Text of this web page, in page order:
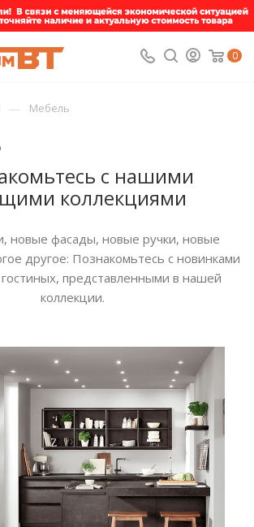
0
— Мебель
с нашими
коллекциями
новые фасады, новые ручки, новые
другое: Познакомьтесь с новинками
представленными в нашей
коллекции.